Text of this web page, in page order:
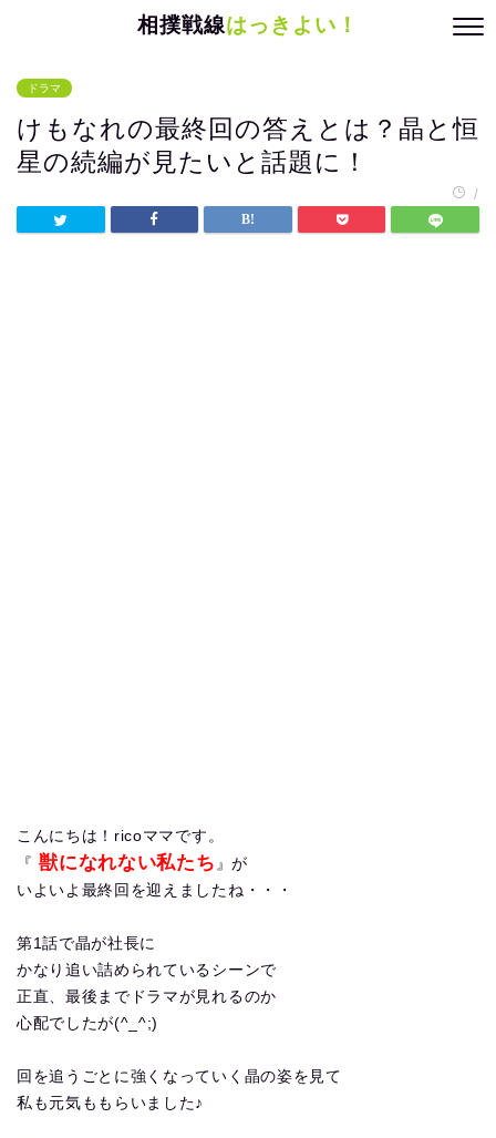
相撲戦線はっきよい！
ドラマ
けもなれの最終回の答えとは？晶と恒
星の続編が見たいと話題に！
/
こんにちは！ricoママです。
『 獣になれない私たち 』が
いよいよ最終回を迎えましたね・・・
第1話で晶が社長に
かなり追い詰められているシーンで
正直、最後までドラマが見れるのか
心配でしたが(^_^;)
回を追うごとに強くなっていく晶の姿を見て
私も元気ももらいました♪